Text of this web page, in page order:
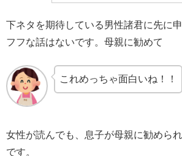
下ネタを期待している男性諸君に先に
フフな話はないです。母親に勧めて
これめっちゃ面白いね！！
女性が読んでも、息子が母親に勧めら
です。